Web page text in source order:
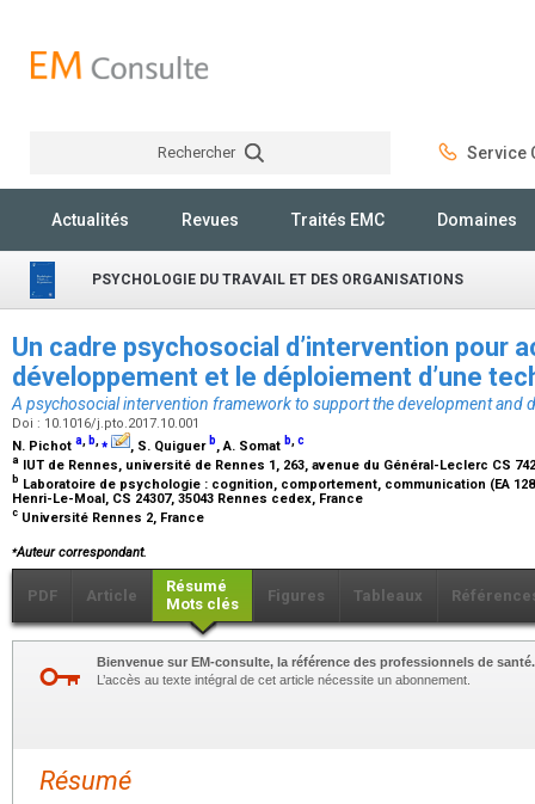
Rechercher Service
Actualités Revues Traités EMC Domaines
PSYCHOLOGIE DU TRAVAIL ET DES ORGANISATIONS
Un cadre psychosocial d’intervention pour
développement et le déploiement d’une
A psychosocial intervention framework to support the development and
Doi : 10.1016/j.pto.2017.10.001
N. Pichot a, b,⁎ , S. Quiguer b, A. Somat b,c
a IUT de Rennes, université de Rennes 1, 263, avenue du Général-Leclerc CS
b Laboratoire de psychologie : cognition, comportement, communication (EA
Henri-Le-Moal, CS 24307, 35043 Rennes cedex, France
c Université Rennes 2, France
⁎Auteur correspondant.
PDF Article
Résumé
Mots clés
Figures Tableaux
Bienvenue sur EM-consulte, la référence des professionnels de santé.
L’accès au texte intégral de cet article nécessite un abonnement.
Résumé